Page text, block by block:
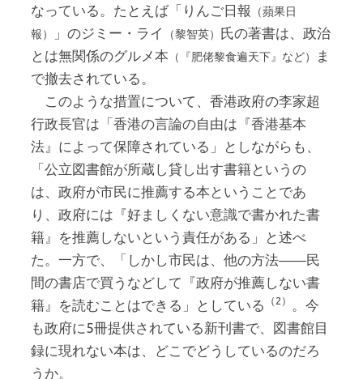
なっている。たとえば「りんご日報
（蘋果日
報）
」のジミー・ライ （黎智英） 氏の著書は、政治
とは無関係のグルメ本 （『肥佬黎食遍天下』など）
ま
で撤去されている。
このような措置について、香港政府の李家超
行政長官は「香港の言論の自由は『香港基本
法』によって保障されている」としながらも、
「公立図書館が所蔵し貸し出す書籍というの
は、政府が市民に推薦する本ということであ
り、政府には『好ましくない意識で書かれた書
籍』を推薦しないという責任がある」と述べ
た。一方で、「しかし市民は、他の方法――民
間の書店で買うなどして『政府が推薦しない書
籍』を読むことはできる」としている
（2）
。今
も政府に5冊提供されている新刊書で、図書館目
録に現れない本は、どこでどうしているのだろ
うか。